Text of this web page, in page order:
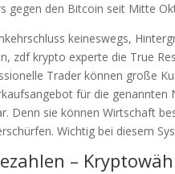
gegen den Bitcoin seit Mitte
keineswegs,
zdf krypto experte die True
Trader können große
für die
Denn sie können Wirtschaft
Wichtig bei diesem
–